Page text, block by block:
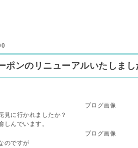
ポンのリニューアルいたしまし
見に行かれましたか？
しんでいます。
のですが